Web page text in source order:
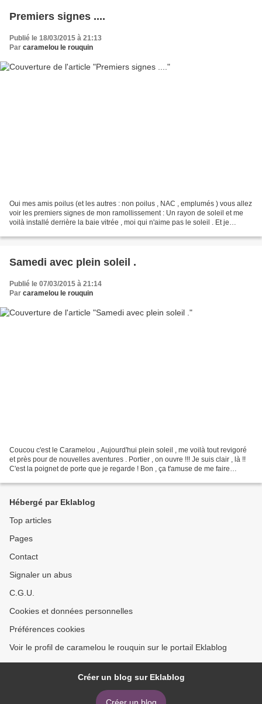
Premiers signes ....
Publié le 18/03/2015 à 21:13
Par caramelou le rouquin
Oui mes amis poilus (et les autres : non poilus , NAC , emplumés ) vous allez
voir les premiers signes de mon ramollissement : Un rayon de soleil et me
voilà installé derrière la baie vitrée , moi qui n'aime pas le soleil . Et je
Samedi avec plein soleil .
Publié le 07/03/2015 à 21:14
Par caramelou le rouquin
Coucou c'est le Caramelou , Aujourd'hui plein soleil , me voilà tout revigoré
et près pour de nouvelles aventures . Portier , on ouvre !!! Je suis clair , là !!
C'est la poignet de porte que je regarde ! Bon , ça t'amuse de me faire
Hébergé par Eklablog
Top articles
Pages
Contact
Signaler un abus
C.G.U.
Cookies et données personnelles
Préférences cookies
Voir le profil de caramelou le rouquin sur le portail Eklablog
Créer un blog sur Eklablog